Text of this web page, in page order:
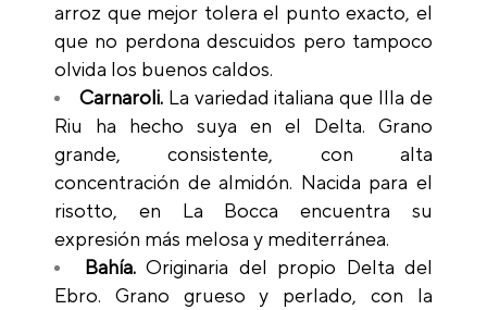
arroz que mejor tolera el punto exacto, el
que no perdona descuidos pero tampoco
olvida los buenos caldos.
Carnaroli. La variedad italiana que Illa de
Riu ha hecho suya en el Delta. Grano
grande, consistente, con alta
concentración de almidón. Nacida para el
risotto, en La Bocca encuentra su
expresión más melosa y mediterránea.
Bahía. Originaria del propio Delta del
Ebro. Grano grueso y perlado, con la